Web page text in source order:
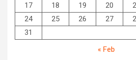
17
18 19 20
24
25 26 27
31
« Feb